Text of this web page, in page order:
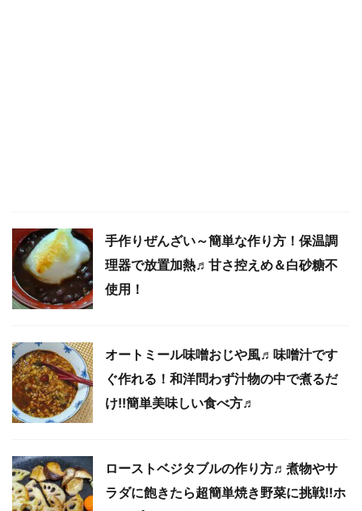
手作りぜんざい～簡単な作り方！保温調
理器で放置加熱♬甘さ控えめ＆白砂糖不
使用！
オートミール味噌おじや風♬味噌汁です
ぐ作れる！和洋問わず汁物の中で煮るだ
け!!簡単美味しい食べ方♬
ローストベジタブルの作り方♬煮物やサ
ラダに飽きたら超簡単焼き野菜に挑戦!!ホ